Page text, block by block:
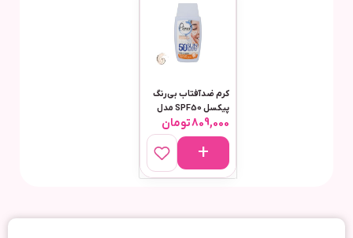
کرم ضدآفتاب بی‌رنگ
پیکسل SPF50 مدل
Sensitive، مناسب
پوست‌های خشک و
حساس، حجم 50
میلی‌لیتر
809,000تومان